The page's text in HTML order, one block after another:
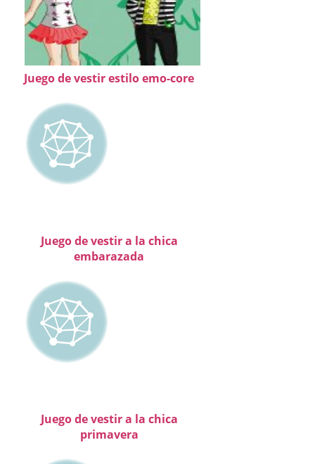
Juego de vestir estilo emo-core
Juego de vestir a la chica
embarazada
Juego de vestir a la chica
primavera